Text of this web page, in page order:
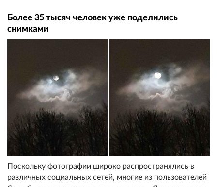
Более 35 тысяч человек уже поделились
снимками
Поскольку фотографии широко распространялись в
различных социальных сетей, многие из пользователей